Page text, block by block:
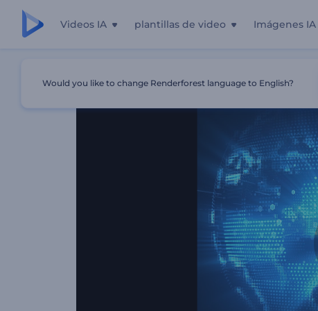
Videos IA plantillas de video Imágenes IA
Would you like to change Renderforest language to English?